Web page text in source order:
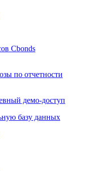
Cbonds
базу данных